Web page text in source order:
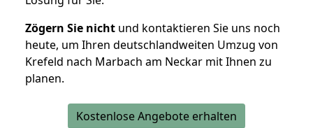
Zögern Sie nicht und kontaktieren Sie uns noch
heute, um Ihren deutschlandweiten Umzug von
Krefeld nach Marbach am Neckar mit Ihnen zu
planen.
Kostenlose Angebote erhalten